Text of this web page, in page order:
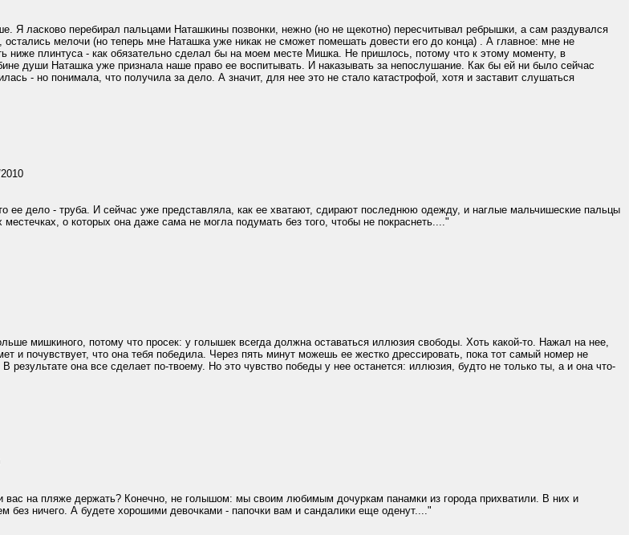
Я ласково перебирал пальцами Наташкины позвонки, нежно (но не щекотно) пересчитывал ребрышки, а сам раздувался
остались мелочи (но теперь мне Наташка уже никак не сможет помешать довести его до конца) . А главное: мне не
ниже плинтуса - как обязательно сделал бы на моем месте Мишка. Не пришлось, потому что к этому моменту, в
души Наташка уже признала наше право ее воспитывать. И наказывать за непослушание. Как бы ей ни было сейчас
- но понимала, что получила за дело. А значит, для нее это не стало катастрофой, хотя и заставит слушаться
ее дело - труба. И сейчас уже представляла, как ее хватают, сдирают последнюю одежду, и наглые мальчишеские пальцы
о которых она даже сама не могла подумать без того, чтобы не покраснеть...."
мишкиного, потому что просек: у голышек всегда должна оставаться иллюзия свободы. Хоть какой-то. Нажал на нее,
и почувствует, что она тебя победила. Через пять минут можешь ее жестко дрессировать, пока тот самый номер не
результате она все сделает по-твоему. Но это чувство победы у нее останется: иллюзия, будто не только ты, а и она что-
вас на пляже держать? Конечно, не голышом: мы своим любимым дочуркам панамки из города прихватили. В них и
без ничего. А будете хорошими девочками - папочки вам и сандалики еще оденут...."